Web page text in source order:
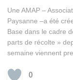
Une AMAP –
Paysanne –a été
Base dans le cadre
parts de récolte »
semaine viennent
0